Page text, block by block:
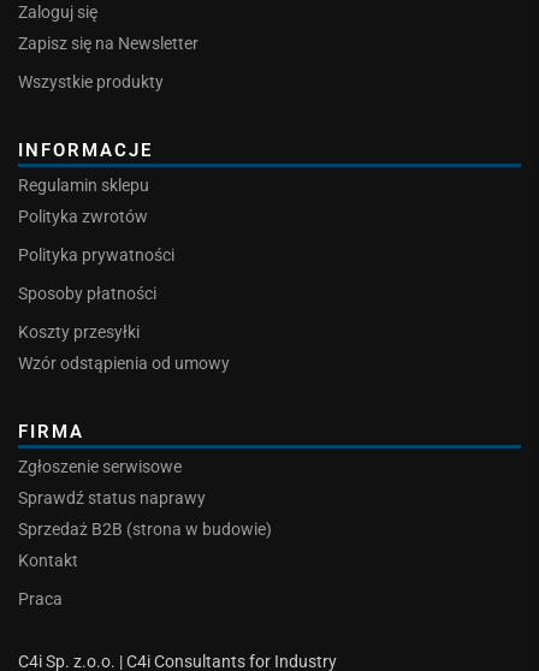
Zaloguj się
Zapisz się na Newsletter
Wszystkie produkty
INFORMACJE
Regulamin sklepu
Polityka zwrotów
Polityka prywatności
Sposoby płatności
Koszty przesyłki
Wzór odstąpienia od umowy
FIRMA
Zgłoszenie serwisowe
Sprawdź status naprawy
Sprzedaż B2B (strona w budowie)
Kontakt
Praca
C4i Sp. z.o.o. | C4i Consultants for Industry